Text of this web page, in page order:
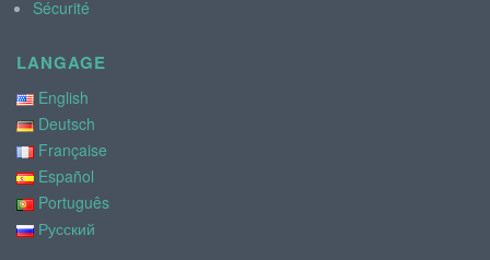
Sécurité
LANGAGE
English
Deutsch
Française
Español
Português
Русский